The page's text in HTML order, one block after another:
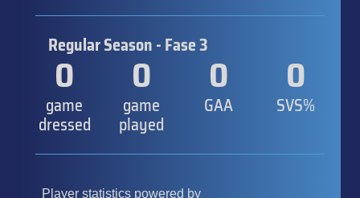
Regular Season - Fase 3
0
game
dressed
0
game
played
0
GAA
0
SVS%